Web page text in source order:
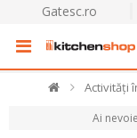
Gatesc.ro
Activități
Ai